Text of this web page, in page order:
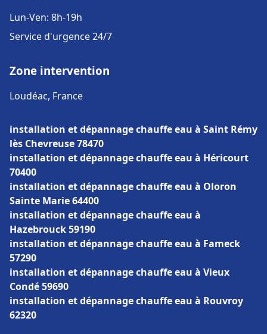
Lun-Ven: 8h-19h
Service d'urgence 24/7
Zone intervention
Loudéac, France
installation et dépannage chauffe eau à Saint Rémy
lès Chevreuse 78470
installation et dépannage chauffe eau à Héricourt
70400
installation et dépannage chauffe eau à Oloron
Sainte Marie 64400
installation et dépannage chauffe eau à
Hazebrouck 59190
installation et dépannage chauffe eau à Fameck
57290
installation et dépannage chauffe eau à Vieux
Condé 59690
installation et dépannage chauffe eau à Rouvroy
62320